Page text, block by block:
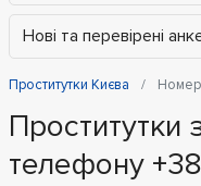
Нові та перевірені
Проститутки Києва
Проститутки
телефону